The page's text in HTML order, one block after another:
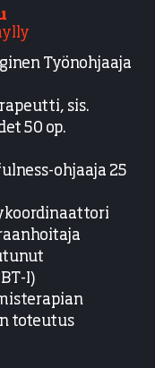
Työnohjaaja
sis.
50 op.
ohjaaja 25
I)
toteutus